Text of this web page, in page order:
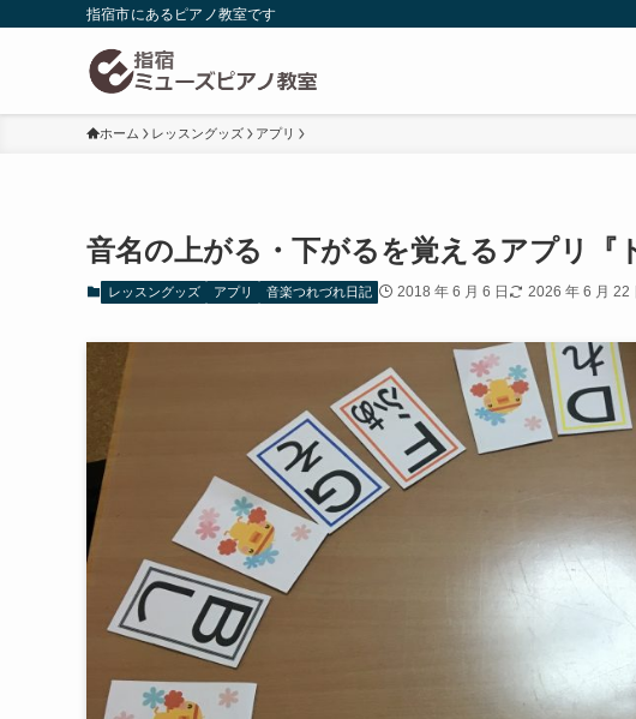
指宿市にあるピアノ教室です
ホーム レッスングッズ アプリ
音名の上がる・下がるを覚えるアプリ『
レッスングッズ アプリ 音楽つれづれ日記 2018 年 6 月 6 日 2026 年 6 月 22